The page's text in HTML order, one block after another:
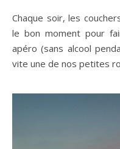
Chaque soir, les
le bon moment pour
apéro (sans alcool
vite une de nos petites